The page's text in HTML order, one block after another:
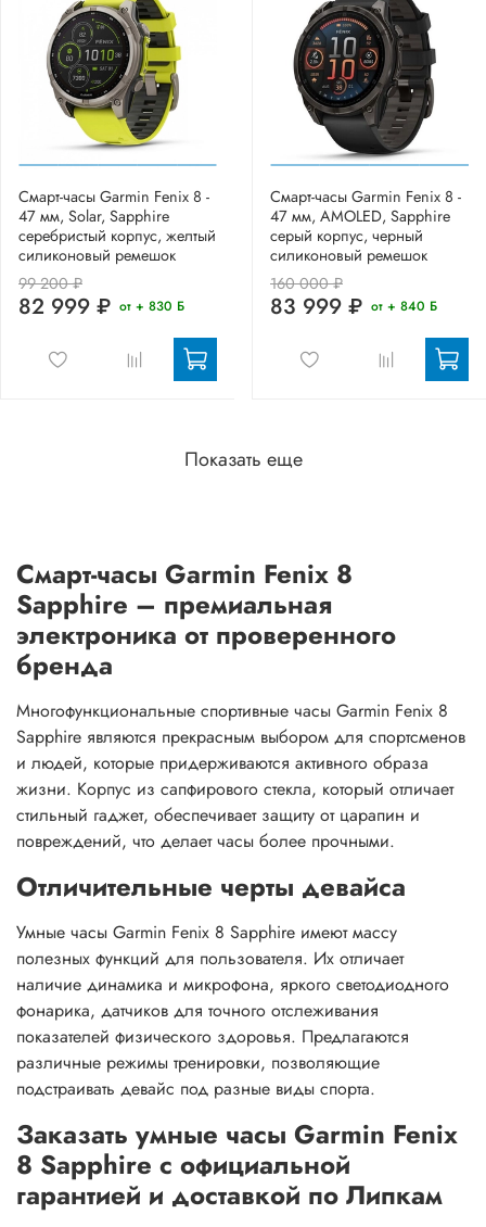
Смарт-часы Garmin Fenix 8 -
47 мм, Solar, Sapphire
серебристый корпус, желтый
силиконовый ремешок
99 200 ₽
82 999 ₽ от + 830 Б
Смарт-часы Garmin Fenix 8 -
47 мм, AMOLED, Sapphire
серый корпус, черный
силиконовый ремешок
160 000 ₽
83 999 ₽ от + 840 Б
Показать еще
Смарт-часы Garmin Fenix 8
Sapphire – премиальная
электроника от проверенного
бренда
Многофункциональные спортивные часы Garmin Fenix 8
Sapphire являются прекрасным выбором для спортсменов
и людей, которые придерживаются активного образа
жизни. Корпус из сапфирового стекла, который отличает
стильный гаджет, обеспечивает защиту от царапин и
повреждений, что делает часы более прочными.
Отличительные черты девайса
Умные часы Garmin Fenix 8 Sapphire имеют массу
полезных функций для пользователя. Их отличает
наличие динамика и микрофона, яркого светодиодного
фонарика, датчиков для точного отслеживания
показателей физического здоровья. Предлагаются
различные режимы тренировки, позволяющие
подстраивать девайс под разные виды спорта.
Заказать умные часы Garmin Fenix
8 Sapphire с официальной
гарантией и доставкой по Липкам